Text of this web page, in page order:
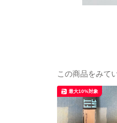
この商品をみて
最大10%対象